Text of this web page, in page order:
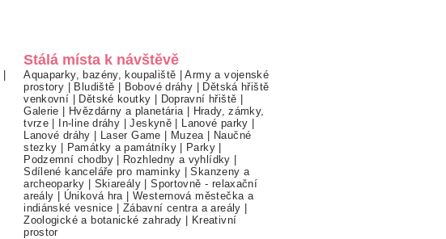
|
Stálá místa k návštěvě
Aquaparky, bazény, koupaliště |Army a vojenské
prostory | Bludiště | Bobové dráhy | Dětská hřiště
venkovní | Dětské koutky | Dopravní hřiště |
Galerie | Hvězdárny a planetária | Hrady, zámky,
tvrze | In-line dráhy |Jeskyně | Lanové parky |
Lanové dráhy | Laser Game | Muzea | Naučné
stezky | Památky a památníky| Parky |
Podzemní chodby| Rozhledny a vyhlídky |
Sdílené kanceláře pro maminky |Skanzeny a
archeoparky | Skiareály |Sportovně - relaxační
areály | Úniková hra |Westernová městečka a
indiánské vesnice | Zábavní centra a areály |
Zoologické a botanické zahrady | Kreativní
prostor